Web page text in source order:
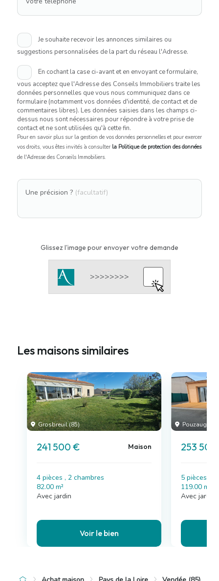
Je souhaite recevoir les annonces similaires ou
suggestions personnalisées de la part du réseau l'Adresse.
En cochant la case ci-avant et en envoyant ce formulaire,
vous acceptez que l'Adresse des Conseils Immobiliers traite les
données personnelles que vous nous communiquez dans ce
formulaire (notamment vos données d'identité, de contact et de
commentaires libres). Les données saisies dans les champs ci-
dessus nous sont nécessaires pour répondre à votre prise de
contact et ne sont utilisées qu'à cette fin.
Pour en savoir plus sur la gestion de vos données personnelles et pour exercer
vos droits, vous êtes invités à consulter la Politique de protection des données
de l'Adresse des Conseils Immobiliers.
Une précision ? (facultatif)
Glissez l'image pour envoyer votre demande
Les maisons similaires
Grosbreuil (85)
241 500 € Maison
4 pièces , 2 chambres
82.00 m²
Avec jardin
Voir le bien
Pouzauges
253
5 pièces , 3
119.00 m²
Avec